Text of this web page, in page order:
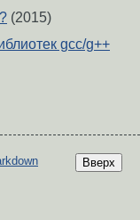
(2015)
gcc/g++
Вверх